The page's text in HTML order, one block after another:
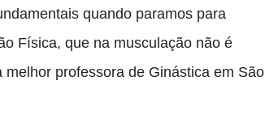
quando paramos para
Física, que na musculação não é
professora de Ginástica em São